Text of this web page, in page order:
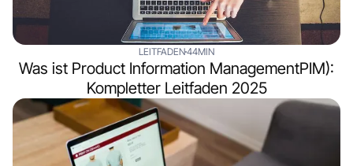
LEITFADEN44MIN
Was ist Product Information ManagementPIM):
Kompletter Leitfaden 2025